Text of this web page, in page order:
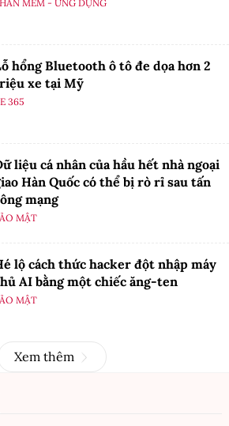
MỀM - ỨNG DỤNG
hổng Bluetooth ô tô đe dọa hơn 2
xe tại Mỹ
365
liệu cá nhân của hầu hết nhà ngoại
Hàn Quốc có thể bị rò rỉ sau tấn
mạng
MẬT
lộ cách thức hacker đột nhập máy
AI bằng một chiếc ăng-ten
MẬT
Xem thêm